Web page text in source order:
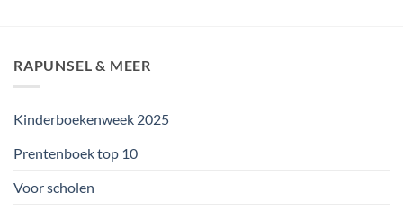
RAPUNSEL & MEER
Kinderboekenweek 2025
Prentenboek top 10
Voor scholen